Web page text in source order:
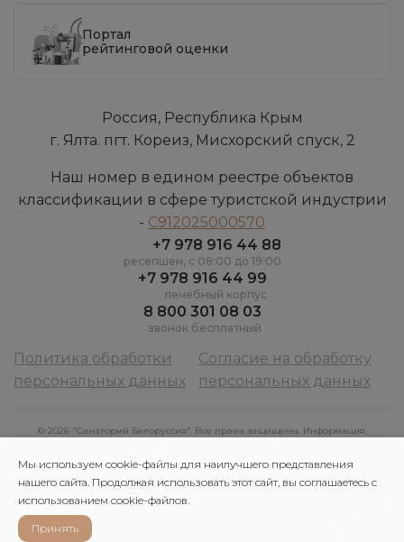
Портал
рейтинговой оценки
Россия, Республика Крым
г. Ялта. пгт. Кореиз, Мисхорский спуск, 2
Наш номер в едином реестре объектов
классификации в сфере туристской индустрии
- С912025000570
+7 978 916 44 88
ресепшен, c 08:00 до 19:00
+7 978 916 44 99
лечебный корпус
8 800 301 08 03
звонок бесплатный
Политика обработки
персональных данных
Согласие на обработку
персональных данных
© 2026 "Санаторий Белоруссия". Все права защищены. Информация,
Мы используем cookie-файлы для наилучшего представления
нашего сайта. Продолжая использовать этот сайт, вы соглашаетесь с
использованием cookie-файлов.
Принять